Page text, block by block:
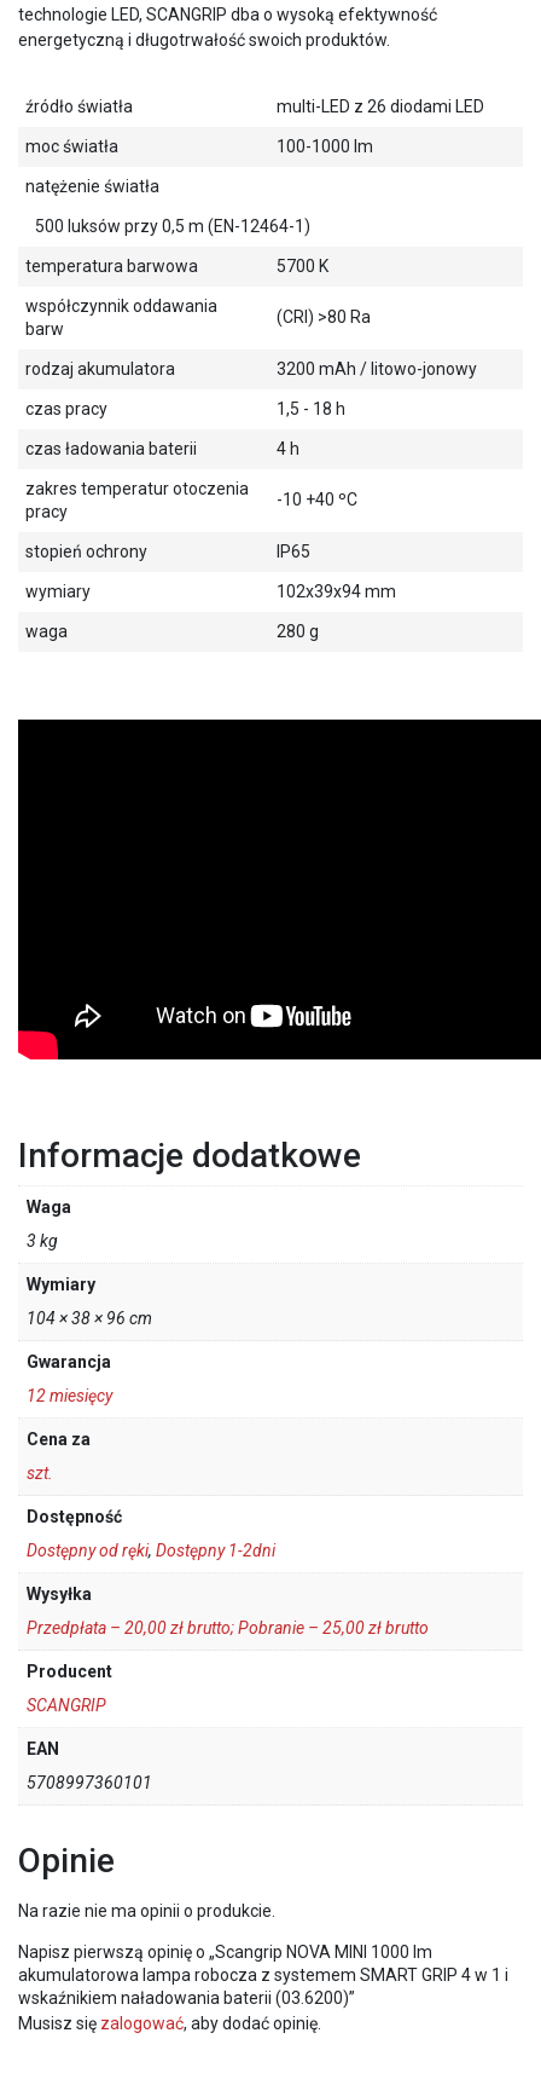
technologie LED, SCANGRIP dba o wysoką efektywność
energetyczną i długotrwałość swoich produktów.
źródło światła multi-LED z 26 diodami LED
moc światła 100-1000 lm
natężenie światła
500 luksów przy 0,5 m (EN-12464-1)
temperatura barwowa 5700 K
współczynnik oddawania
barw
(CRI) >80 Ra
rodzaj akumulatora 3200 mAh / litowo-jonowy
czas pracy 1,5 - 18 h
czas ładowania baterii 4 h
zakres temperatur otoczenia
pracy
-10 +40 ºC
stopień ochrony IP65
wymiary 102x39x94 mm
waga 280 g
Informacje dodatkowe
Waga
3 kg
Wymiary
104 × 38 × 96 cm
Gwarancja
12 miesięcy
Cena za
szt.
Dostępność
Dostępny od ręki, Dostępny 1-2dni
Wysyłka
Przedpłata – 20,00 zł brutto; Pobranie – 25,00 zł brutto
Producent
SCANGRIP
EAN
5708997360101
Opinie
Na razie nie ma opinii o produkcie.
Napisz pierwszą opinię o „Scangrip NOVA MINI 1000 lm
akumulatorowa lampa robocza z systemem SMART GRIP 4 w 1 i
wskaźnikiem naładowania baterii (03.6200)”
Musisz się zalogować, aby dodać opinię.